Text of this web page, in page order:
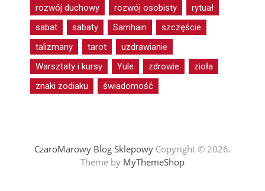
rozwój duchowy
rozwój osobisty
rytuał
sabat
sabaty Samhain
szczęście
talizmany
tarot
uzdrawianie
Warsztaty i kursy
Yule zdrowie
zioła
znaki zodiaku
świadomość
CzaroMarowy Blog SklepowyCopyright © 2026.
Theme by MyThemeShop